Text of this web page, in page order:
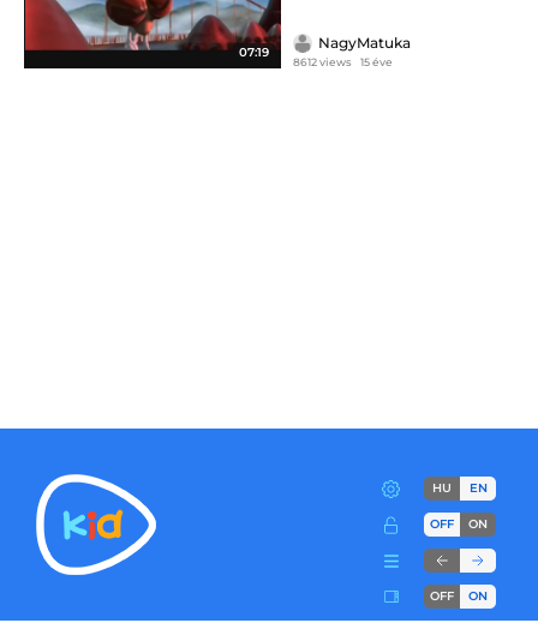
07:19
NagyMatuka
8612 views 15 éve
HU EN
OFF ON
OFF ON